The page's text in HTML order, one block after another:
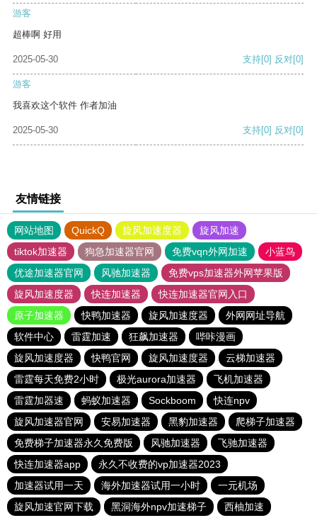
游客
超棒啊 好用
2025-05-30 支持[0] 反对[0]
游客
我喜欢这个软件 作者加油
2025-05-30 支持[0] 反对[0]
友情链接
网站地图 QuickQ 旋风加速度器
旋风加速
tiktok加速器
狗急加速器官网 免费vqn外网加速
小蓝鸟
优途加速器官网
风驰加速器
免费vps加速器外网苹果版
旋风加速度器
快连加速器
快连加速器官网入口
原子加速器
快鸭加速器 旋风加速度器
外网网址导航
软件中心
雷霆加速 狂飙加速器
哔咔漫画
旋风加速度器
快鸭官网 旋风加速度器
云梯加速器
雷霆每天免费2小时
极光aurora加速器
飞机加速器
雷霆加器速
蚂蚁加速器 Sockboom
快连npv
旋风加速器官网
安易加速器 黑豹加速器
爬梯子加速器
免费梯子加速器永久免费版
风驰加速器
飞驰加速器
快连加速器app
永久不收费的vp加速器2023
加速器试用一天
海外加速器试用一小时
一元机场
旋风加速官网下载
黑洞海外npv加速梯子 西柚加速